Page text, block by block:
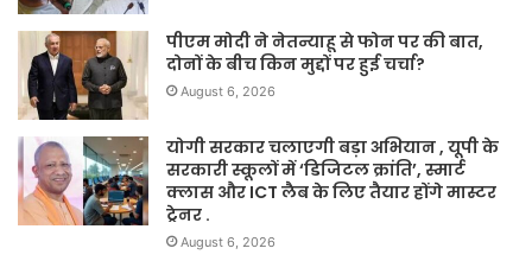
पीएम मोदी ने नेतन्याहू से फोन पर की बात,
दोनों के बीच किन मुद्दों पर हुई चर्चा?
August 6, 2026
योगी सरकार चलाएगी बड़ा अभियान , यूपी के
सरकारी स्कूलों में ‘डिजिटल क्रांति’, स्मार्ट
क्लास और ICT लैब के लिए तैयार होंगे मास्टर
ट्रेनर .
August 6, 2026